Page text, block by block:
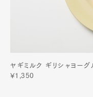
ヤギミルク ギリシャヨ
¥1,350